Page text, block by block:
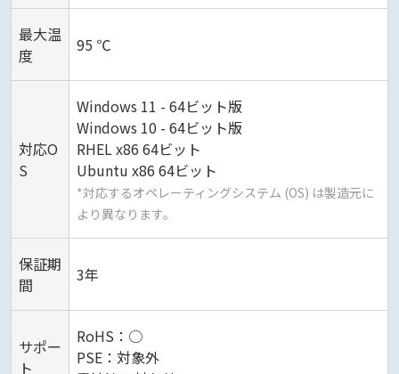
最大温
度
95 ℃
対応O
S
Windows 11 - 64ビット版
Windows 10 - 64ビット版
RHEL x86 64ビット
Ubuntu x86 64ビット
*対応するオペレーティングシステム (OS) は製造元に
より異なります。
保証期
間
3年
サポー
ト
RoHS：○
PSE：対象外